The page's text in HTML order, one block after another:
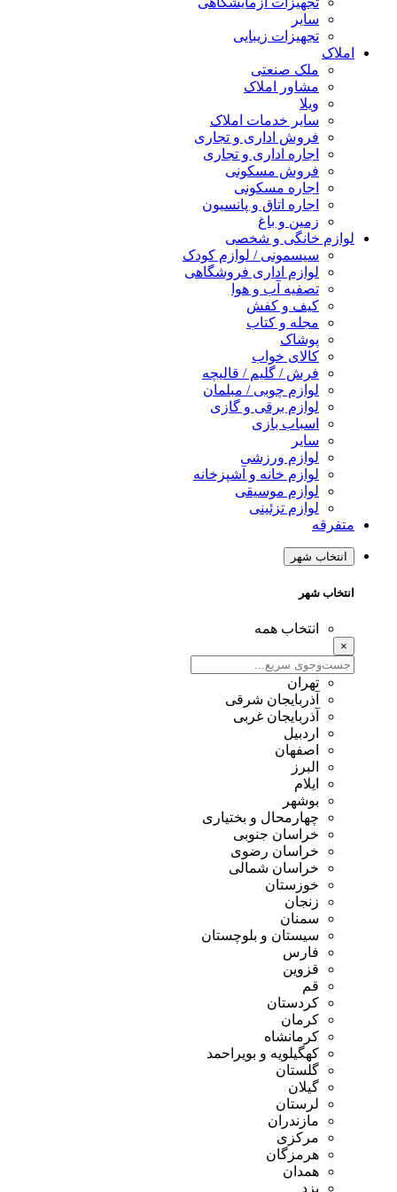
سایر
تجهیزات زیبایی
املاک
ملک صنعتی
مشاور املاک
ویلا
سایر خدمات املاک
فروش اداری و تجاری
اجاره اداری و تجاری
فروش مسکونی
اجاره مسکونی
اجاره اتاق و پانسیون
زمین و باغ
لوازم خانگی و شخصی
سیسمونی / لوازم کودک
لوازم اداری فروشگاهی
تصفیه آب و هوا
کیف و کفش
مجله و کتاب
پوشاک
کالای خواب
فرش / گلیم / قالیچه
لوازم چوبی / مبلمان
لوازم برقی و گازی
اسباب بازی
سایر
لوازم ورزشی
لوازم خانه و آشپزخانه
لوازم موسیقی
لوازم تزئینی
متفرقه
انتخاب شهر
انتخاب شهر
انتخاب همه
تهران
آذربایجان شرقی
آذربایجان غربی
اردبیل
اصفهان
البرز
ایلام
بوشهر
چهارمحال و بختیاری
خراسان جنوبی
خراسان رضوی
خراسان شمالی
خوزستان
زنجان
سمنان
سیستان و بلوچستان
فارس
قزوین
قم
کردستان
کرمان
کرمانشاه
کهگیلویه و بویراحمد
گلستان
گیلان
لرستان
مازندران
مرکزی
هرمزگان
همدان
یزد